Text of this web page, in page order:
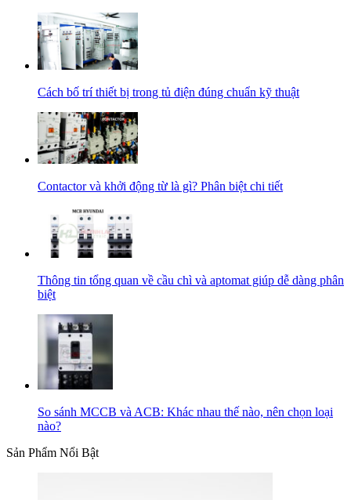
Cách bố trí thiết bị trong tủ điện đúng chuẩn kỹ thuật
Contactor và khởi động từ là gì? Phân biệt chi tiết
Thông tin tổng quan về cầu chì và aptomat giúp dễ dàng phân
biệt
So sánh MCCB và ACB: Khác nhau thế nào, nên chọn loại
nào?
Sản Phẩm Nổi Bật